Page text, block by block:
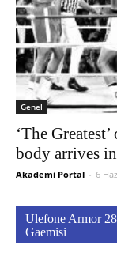
Genel
‘The
body arrives
Akademi Portal - 6
Ulefone Armor
Gaemisi